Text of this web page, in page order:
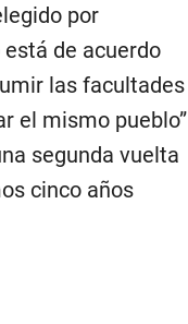
por
está de acuerdo
las facultades
el mismo pueblo”
segunda vuelta
cinco años